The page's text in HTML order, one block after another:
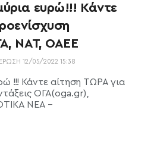
ευρώ!!! Κάντε
ΝΑΤ, ΟΑΕΕ
12/05/2022 15:38
!!! Κάντε αίτηση ΤΩΡΑ για
ΟΓΑ(oga.gr),
ΝΕΑ -